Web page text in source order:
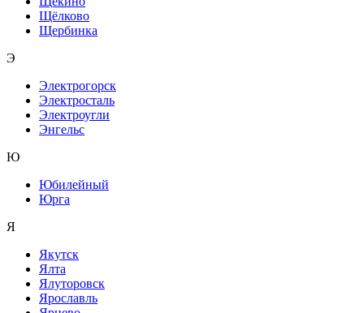
Щёлково
Щербинка
Э
Электрогорск
Электросталь
Электроугли
Энгельс
Ю
Юбилейный
Юрга
Я
Якутск
Ялта
Ялуторовск
Ярославль